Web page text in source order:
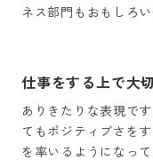
仕事をする上で大
ありきたりな表現で
てもポジティブさを
を率いるようになっ